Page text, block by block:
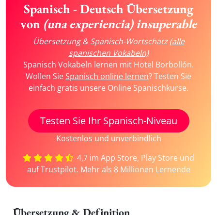
Spanisch - Deutsch Übersetzung
von (una experiencia) insuperable
Übersetzung & Spanisch-Wortschatz(alle
spanischen Vokabeln)
Spanisch Vokabeln lernen mit Hotel Borbollón.
Wollen SieSpanisch online lernen? Testen Sie
einfach gratis unsere Online Spanischkurse.
Testen Sie Ihr Spanisch-Niveau
Kostenlos und unverbindlich
4,7 im App Store, Play Store und
auf Trustpilot. Mehr als 8 Millionen Lernende